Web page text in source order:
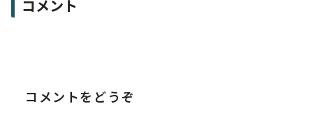
コメント
コメントをどうぞ